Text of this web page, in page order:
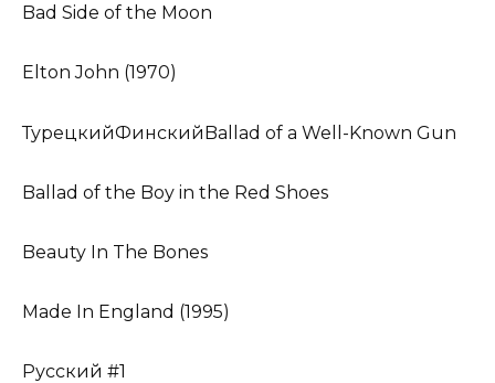
Bad Side of the Moon
Elton John (1970)
ТурецкийФинскийBallad of a Well-Known Gun
Ballad of the Boy in the Red Shoes
Beauty In The Bones
Made In England (1995)
Русский #1